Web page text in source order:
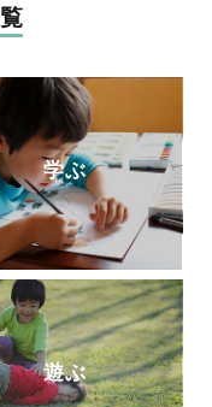
もへのまなざし』
てたように子は育つ
のことば』『ひとり
育ちます』（小学
2017年逝去。半世紀に
したこれら数多くの
母親たちの厚い信頼
学ぶ
遊ぶ